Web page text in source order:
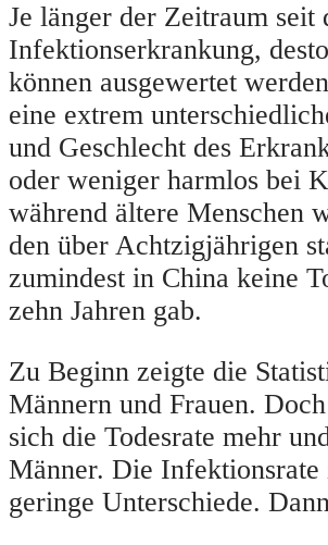
Je länger der Zeitraum seit
Infektionserkrankung,
können ausgewertet
eine extrem
und Geschlecht des
oder weniger harmlos bei
während ältere Menschen
den über Achtzigjährigen
zumindest in China keine
zehn Jahren gab.
Zu Beginn zeigte die
Männern und Frauen.
sich die Todesrate mehr
Männer. Die
geringe Unterschiede.